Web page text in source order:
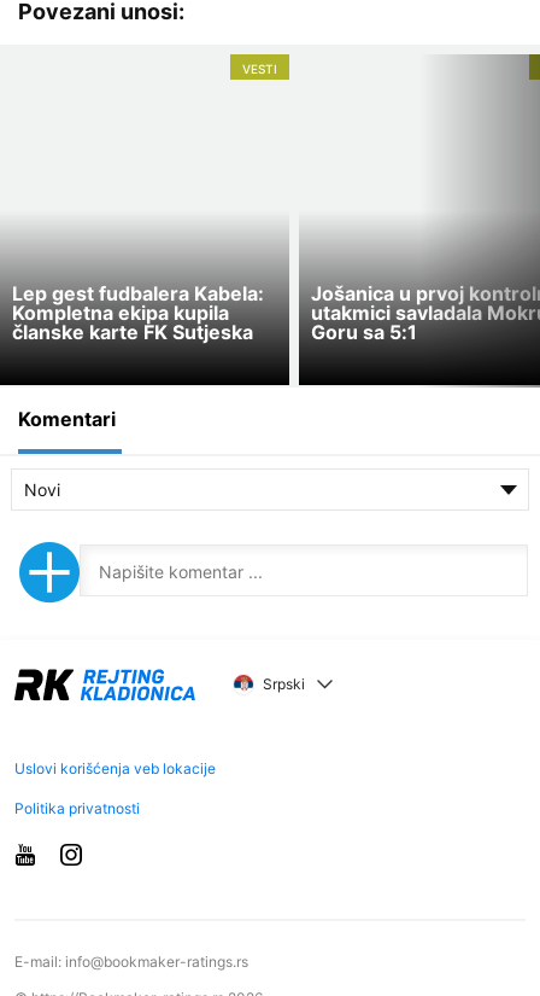
Povezani unosi:
VESTI
Lep gest fudbalera Kabela:
Kompletna ekipa kupila
članske karte FK Sutjeska
Jošanica u prvoj
utakmici savladala
Goru sa 5:1
Komentari
Novi
Srpski
Uslovi korišćenja veb lokacije
Politika privatnosti
E-mail: info@bookmaker-ratings.rs